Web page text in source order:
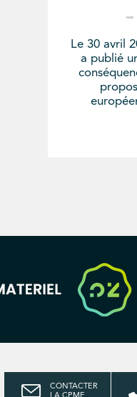
Le 30 avril
a publié
CONTACTER